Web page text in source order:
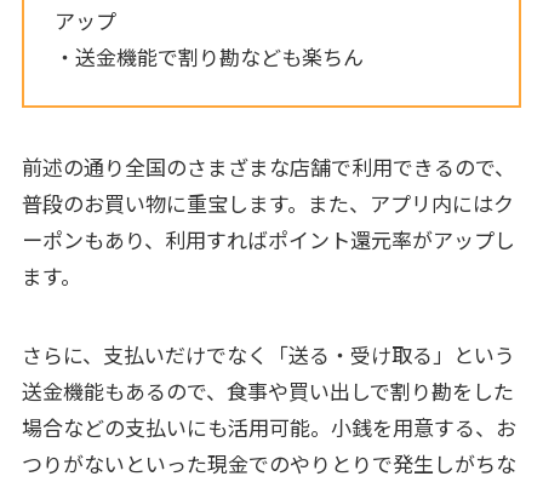
アップ
・送金機能で割り勘なども楽ちん
前述の通り全国のさまざまな店舗で利用できるので、
普段のお買い物に重宝します。また、アプリ内にはク
ーポンもあり、利用すればポイント還元率がアップし
ます。
さらに、支払いだけでなく「送る・受け取る」という
送金機能もあるので、食事や買い出しで割り勘をした
場合などの支払いにも活用可能。小銭を用意する、お
つりがないといった現金でのやりとりで発生しがちな